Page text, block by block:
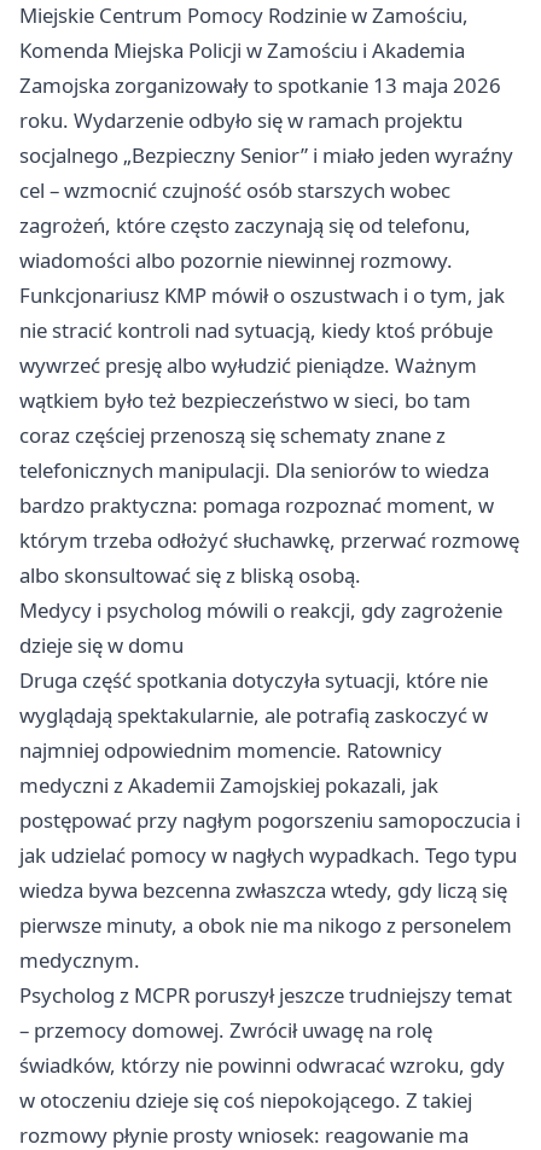
Miejskie Centrum Pomocy Rodzinie w Zamościu,
Komenda Miejska Policji w Zamościu i Akademia
Zamojska zorganizowały to spotkanie 13 maja 2026
roku. Wydarzenie odbyło się w ramach projektu
socjalnego „Bezpieczny Senior” i miało jeden wyraźny
cel – wzmocnić czujność osób starszych wobec
zagrożeń, które często zaczynają się od telefonu,
wiadomości albo pozornie niewinnej rozmowy.
Funkcjonariusz KMP mówił o oszustwach i o tym, jak
nie stracić kontroli nad sytuacją, kiedy ktoś próbuje
wywrzeć presję albo wyłudzić pieniądze. Ważnym
wątkiem było też bezpieczeństwo w sieci, bo tam
coraz częściej przenoszą się schematy znane z
telefonicznych manipulacji. Dla seniorów to wiedza
bardzo praktyczna: pomaga rozpoznać moment, w
którym trzeba odłożyć słuchawkę, przerwać rozmowę
albo skonsultować się z bliską osobą.
Medycy i psycholog mówili o reakcji, gdy zagrożenie
dzieje się w domu
Druga część spotkania dotyczyła sytuacji, które nie
wyglądają spektakularnie, ale potrafią zaskoczyć w
najmniej odpowiednim momencie. Ratownicy
medyczni z Akademii Zamojskiej pokazali, jak
postępować przy nagłym pogorszeniu samopoczucia i
jak udzielać pomocy w nagłych wypadkach. Tego typu
wiedza bywa bezcenna zwłaszcza wtedy, gdy liczą się
pierwsze minuty, a obok nie ma nikogo z personelem
medycznym.
Psycholog z MCPR poruszył jeszcze trudniejszy temat
– przemocy domowej. Zwrócił uwagę na rolę
świadków, którzy nie powinni odwracać wzroku, gdy
w otoczeniu dzieje się coś niepokojącego. Z takiej
rozmowy płynie prosty wniosek: reagowanie ma